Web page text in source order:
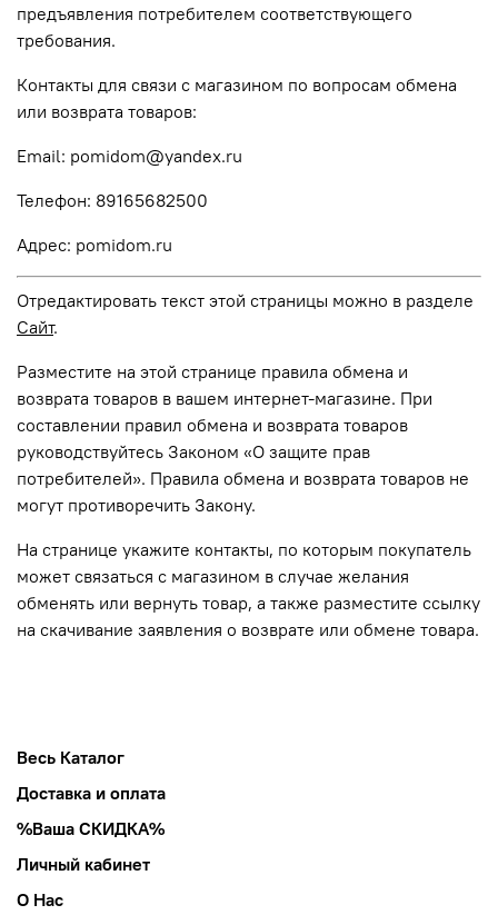
предъявления потребителем соответствующего
требования.
Контакты для связи с магазином по вопросам обмена
или возврата товаров:
Email: pomidom@yandex.ru
Телефон: 89165682500
Адрес: pomidom.ru
Отредактировать текст этой страницы можно в разделе
Сайт.
Разместите на этой странице правила обмена и
возврата товаров в вашем интернет-магазине. При
составлении правил обмена и возврата товаров
руководствуйтесь Законом «О защите прав
потребителей». Правила обмена и возврата товаров не
могут противоречить Закону.
На странице укажите контакты, по которым покупатель
может связаться с магазином в случае желания
обменять или вернуть товар, а также разместите ссылку
на скачивание заявления о возврате или обмене товара.
Весь Каталог
Доставка и оплата
%Ваша СКИДКА%
Личный кабинет
О Нас